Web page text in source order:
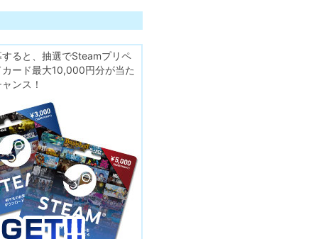
すると、抽選でSteamプリペ
カード最大10,000円分が当た
ンス！